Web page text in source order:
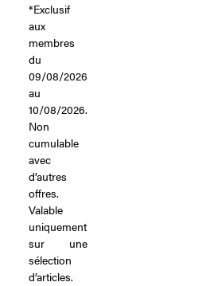
*Exclusif
aux
membres
du
09/08/2026
au
10/08/2026.
Non
cumulable
avec
d’autres
offres.
Valable
uniquement
sur une
sélection
d’articles.